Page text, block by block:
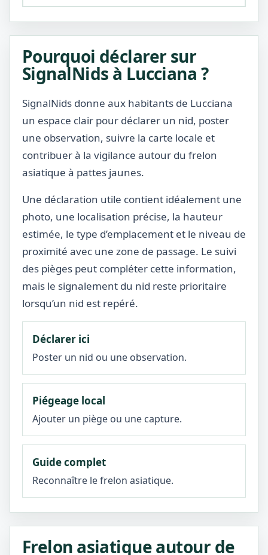
Pourquoi déclarer sur
SignalNids à Lucciana ?
SignalNids donne aux habitants de Lucciana
un espace clair pour déclarer un nid, poster
une observation, suivre la carte locale et
contribuer à la vigilance autour du frelon
asiatique à pattes jaunes.
Une déclaration utile contient idéalement une
photo, une localisation précise, la hauteur
estimée, le type d’emplacement et le niveau de
proximité avec une zone de passage. Le suivi
des pièges peut compléter cette information,
mais le signalement du nid reste prioritaire
lorsqu’un nid est repéré.
Déclarer ici
Poster un nid ou une observation.
Piégeage local
Ajouter un piège ou une capture.
Guide complet
Reconnaître le frelon asiatique.
Frelon asiatique autour de